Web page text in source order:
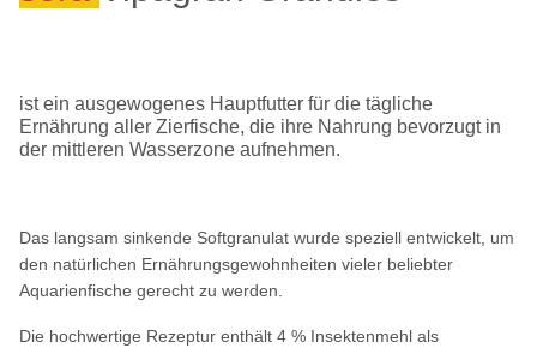
ist ein ausgewogenes Hauptfutter für die tägliche
Ernährung aller Zierfische, die ihre Nahrung bevorzugt in
der mittleren Wasserzone aufnehmen.
Das langsam sinkende Softgranulat wurde speziell entwickelt, um
den natürlichen Ernährungsgewohnheiten vieler beliebter
Aquarienfische gerecht zu werden.
Die hochwertige Rezeptur enthält 4 % Insektenmehl als